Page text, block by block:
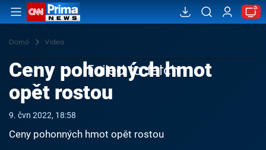
Domů Videa
Failed to fetch
Ceny pohonných hmot
opět rostou
9. čvn 2022, 18:58
Ceny pohonných hmot opět rostou